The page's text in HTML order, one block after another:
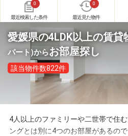
0
最近検索した条件
0
最近見た物件
愛媛県の4LDK以上の賃貸
パート)からお部屋探し
該当物件数822件
4人以上のファミリーや二世帯で住
ングとは別に4つのお部屋があるの